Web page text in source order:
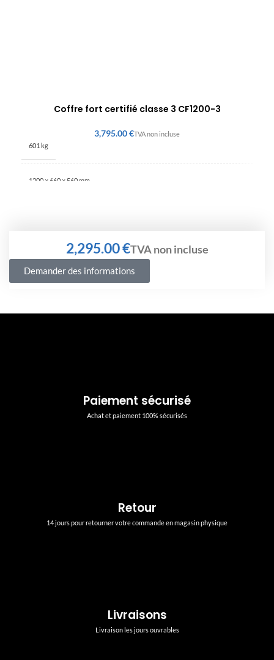
Coffre fort certifié classe 3 CF1200-3
€
601 kg
1200 × 660 × 560 mm
€
Demander des informations
Paiement sécurisé
Achat et paiement 100% sécurisés
Retour
14 jours pour retourner votre commande en magasin physique
Livraisons
Livraison les jours ouvrables